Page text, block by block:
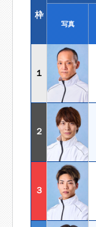
枠
写真
１
２
３